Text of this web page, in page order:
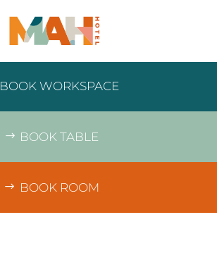
BOOK WORKSPACE
BOOK TABLE
BOOK ROOM